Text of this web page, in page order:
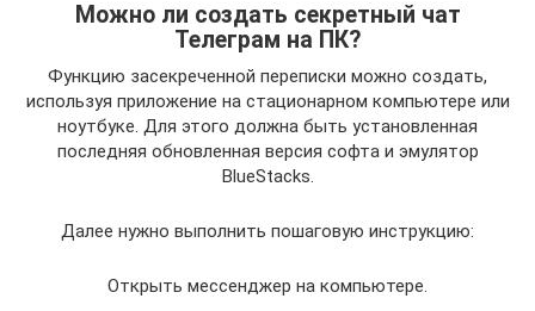
Можно ли создать секретный чат
Телеграм на ПК?
Функцию засекреченной переписки можно создать,
используя приложение на стационарном компьютере или
ноутбуке. Для этого должна быть установленная
последняя обновленная версия софта и эмулятор
BlueStacks.
Далее нужно выполнить пошаговую инструкцию:
Открыть мессенджер на компьютере.